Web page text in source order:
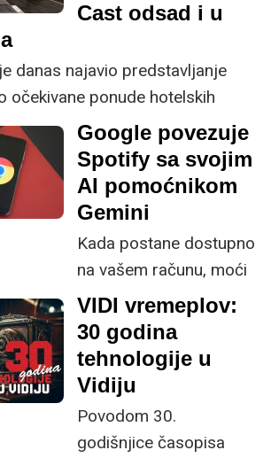
Cast odsad i u
danas najavio predstavljanje
očekivane ponude hotelskih
2025. na Integrated Systems
2025. u Barceloni.
Google povezuje
Spotify sa svojim
AI pomoćnikom
Gemini
Kada postane dostupno
na vašem računu, moći
ćete pronaći i
reproducirati glazbu sa
Spotifyja putem Gemini
AI pomoćnika na
Androidu.
VIDI vremeplov:
30 godina
tehnologije u
Vidiju
Povodom 30.
godišnjice časopisa